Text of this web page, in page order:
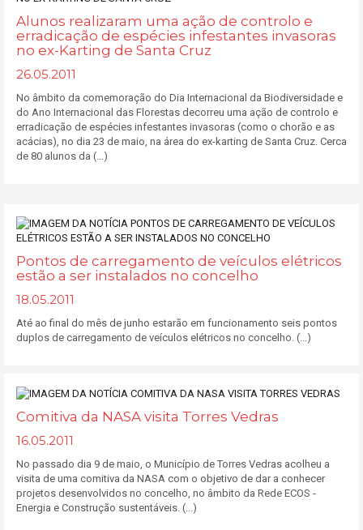
Alunos realizaram uma ação de controlo e
erradicação de espécies infestantes invasoras
no ex-Karting de Santa Cruz
26.05.2011
No âmbito da comemoração do Dia Internacional da Biodiversidade e
do Ano Internacional das Florestas decorreu uma ação de controlo e
erradicação de espécies infestantes invasoras (como o chorão e as
acácias), no dia 23 de maio, na área do ex-karting de Santa Cruz. Cerca
de 80 alunos da (...)
Pontos de carregamento de veículos elétricos
estão a ser instalados no concelho
18.05.2011
Até ao final do mês de junho estarão em funcionamento seis pontos
duplos de carregamento de veículos elétricos no concelho. (...)
Comitiva da NASA visita Torres Vedras
16.05.2011
No passado dia 9 de maio, o Município de Torres Vedras acolheu a
visita de uma comitiva da NASA com o objetivo de dar a conhecer
projetos desenvolvidos no concelho, no âmbito da Rede ECOS -
Energia e Construção sustentáveis. (...)